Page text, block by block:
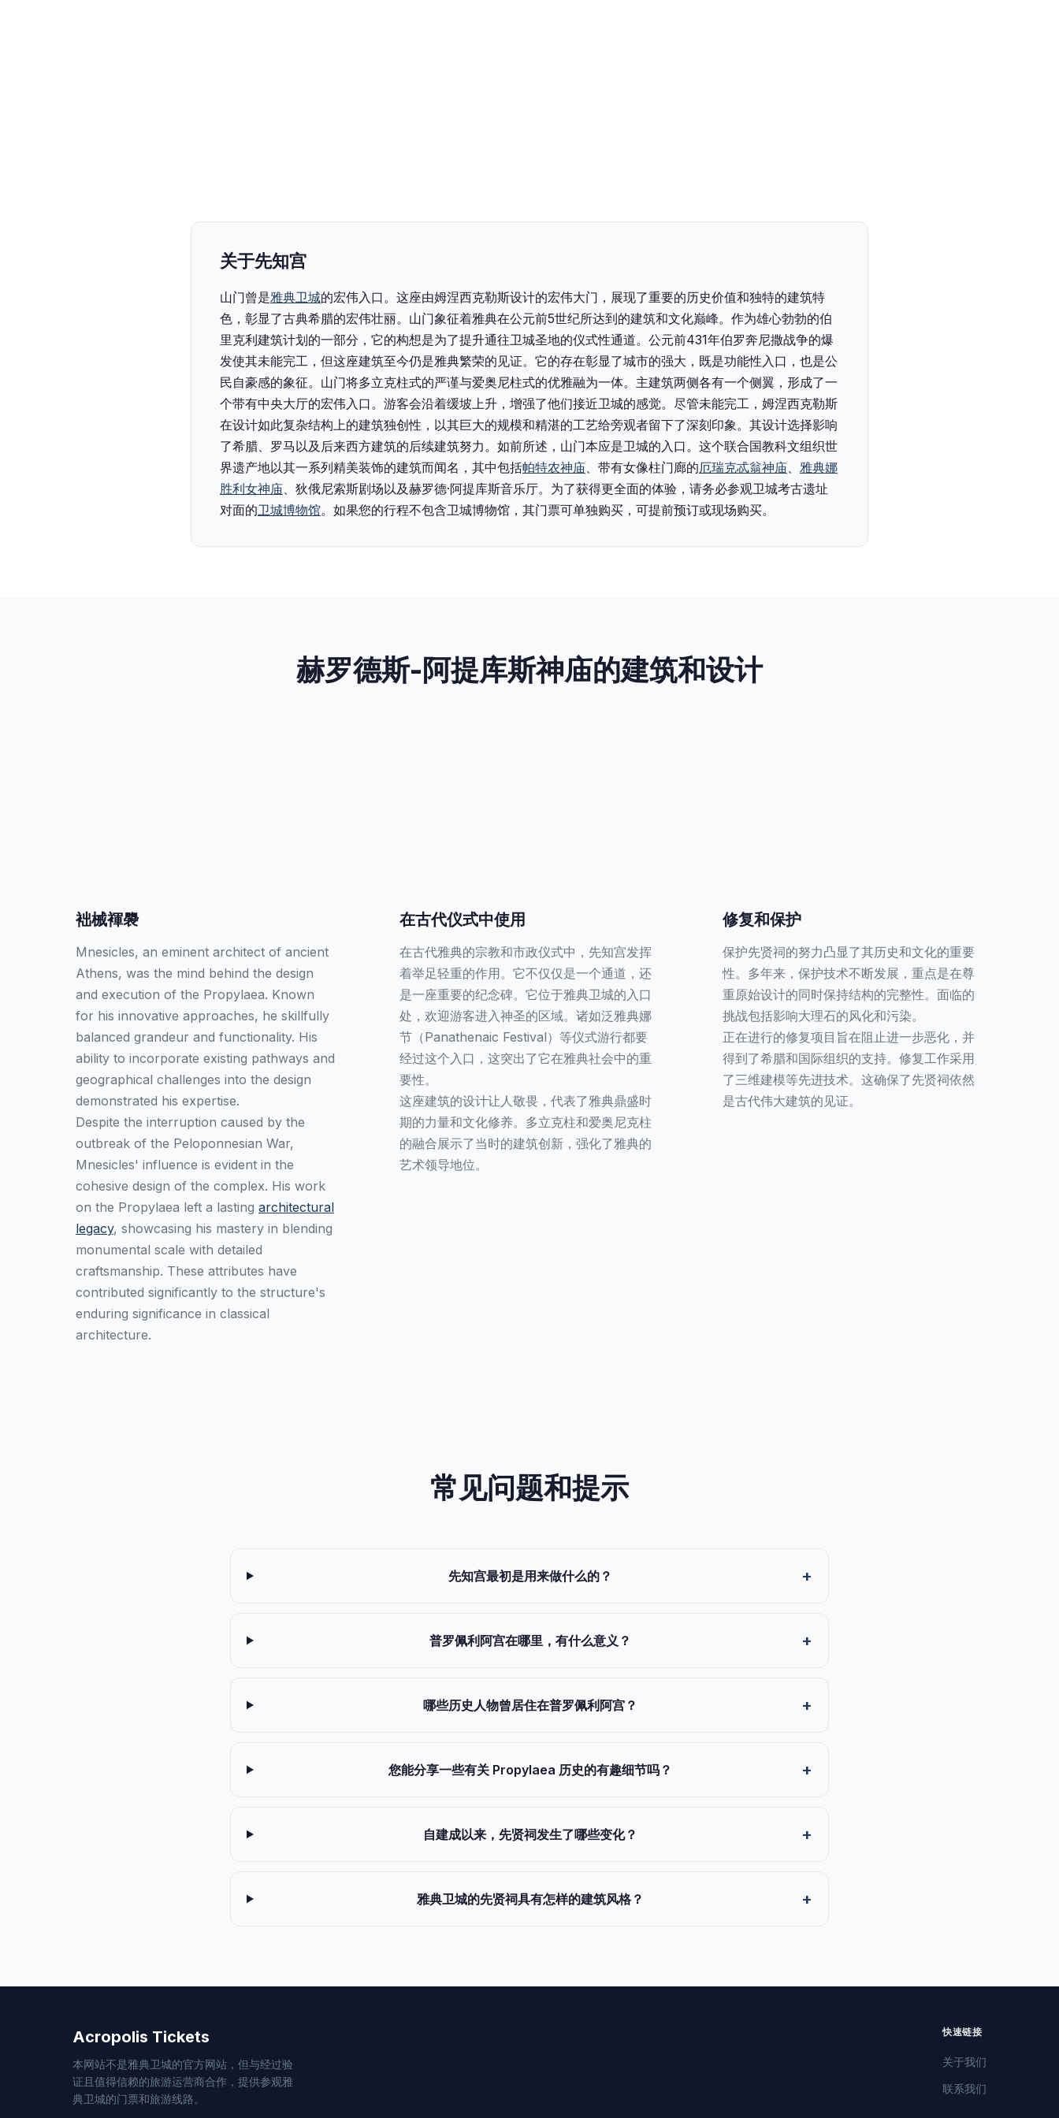
关于先知宫
山门曾是雅典卫城的宏伟入口。这座由姆涅西克勒斯设计的宏伟大门，展现了重要的历史价值和独特的建筑特
色，彰显了古典希腊的宏伟壮丽。‍山门象征着雅典在公元前5世纪所达到的建筑和文化巅峰。作为雄心勃勃的伯
里克利建筑计划的一部分，它的构想是为了提升通往卫城圣地的仪式性通道。公元前431年伯罗奔尼撒战争的爆
发使其未能完工，但这座建筑至今仍是雅典繁荣的见证。它的存在彰显了城市的强大，既是功能性入口，也是公
民自豪感的象征。‍山门将多立克柱式的严谨与爱奥尼柱式的优雅融为一体。主建筑两侧各有一个侧翼，形成了一
个带有中央大厅的宏伟入口。游客会沿着缓坡上升，增强了他们接近卫城的感觉。尽管未能完工，姆涅西克勒斯
在设计如此复杂结构上的建筑独创性，以其巨大的规模和精湛的工艺给旁观者留下了深刻印象。其设计选择影响
了希腊、罗马以及后来西方建筑的后续建筑努力。‍如前所述，山门本应是卫城的入口。这个联合国教科文组织世
界遗产地以其一系列精美装饰的建筑而闻名，其中包括帕特农神庙、带有女像柱门廊的厄瑞克忒翁神庙、 雅典娜
胜利女神庙、狄俄尼索斯剧场以及赫罗德·阿提库斯音乐厅。‍为了获得更全面的体验，请务必参观卫城考古遗址
对面的卫城博物馆。如果您的行程不包含卫城博物馆，其门票可单独购买，可提前预订或现场购买。
赫罗德斯-阿提库斯神庙的建筑和设计
袦械褌褜
Mnesicles, an eminent architect of ancient
Athens, was the mind behind the design
and execution of the Propylaea. Known
for his innovative approaches, he skillfully
balanced grandeur and functionality. His
ability to incorporate existing pathways and
geographical challenges into the design
demonstrated his expertise.
Despite the interruption caused by the
outbreak of the Peloponnesian War,
Mnesicles' influence is evident in the
cohesive design of the complex. His work
on the Propylaea left a lasting architectural
legacy, showcasing his mastery in blending
monumental scale with detailed
craftsmanship. These attributes have
contributed significantly to the structure's
enduring significance in classical
architecture.
在古代仪式中使用
在古代雅典的宗教和市政仪式中，先知宫发挥
着举足轻重的作用。它不仅仅是一个通道，还
是一座重要的纪念碑。它位于雅典卫城的入口
处，欢迎游客进入神圣的区域。诸如泛雅典娜
节（Panathenaic Festival）等仪式游行都要
经过这个入口，这突出了它在雅典社会中的重
要性。
这座建筑的设计让人敬畏，代表了雅典鼎盛时
期的力量和文化修养。多立克柱和爱奥尼克柱
的融合展示了当时的建筑创新，强化了雅典的
艺术领导地位。
修复和保护
保护先贤祠的努力凸显了其历史和文化的重要
性。多年来，保护技术不断发展，重点是在尊
重原始设计的同时保持结构的完整性。面临的
挑战包括影响大理石的风化和污染。
正在进行的修复项目旨在阻止进一步恶化，并
得到了希腊和国际组织的支持。修复工作采用
了三维建模等先进技术。这确保了先贤祠依然
是古代伟大建筑的见证。
常见问题和提示
先知宫最初是用来做什么的？
普罗佩利阿宫在哪里，有什么意义？
哪些历史人物曾居住在普罗佩利阿宫？
您能分享一些有关 Propylaea 历史的有趣细节吗？
自建成以来，先贤祠发生了哪些变化？
雅典卫城的先贤祠具有怎样的建筑风格？
Acropolis Tickets
本网站不是雅典卫城的官方网站，但与经过验
证且值得信赖的旅游运营商合作，提供参观雅
典卫城的门票和旅游线路。
快速链接
关于我们
联系我们